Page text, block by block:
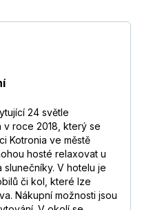
24 světle
roce 2018, který se
Kotronia ve městě
hosté relaxovat u
V hotelu je
či kol, které lze
Nákupní možnosti jsou